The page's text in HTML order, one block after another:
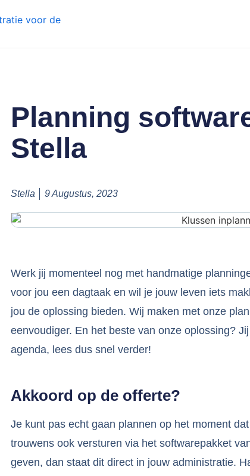
Planning
Stella
Stella 9 Augustus, 2023
Werk jij momenteel nog met handmatige
voor jou een dagtaak en wil je jouw leven iets
jou de oplossing bieden. Wij maken met onze
eenvoudiger. En het beste van onze oplossing?
agenda, lees dus snel verder!
Akkoord op de offerte?
Je kunt pas echt gaan plannen op het moment
trouwens ook versturen via het softwarepakket
geven, dan staat dit direct in jouw administratie.